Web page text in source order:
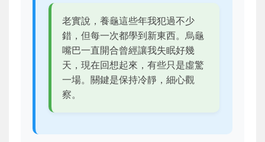
老實說，養龜這些年我犯過不少
錯，但每一次都學到新東西。烏龜
嘴巴一直開合曾經讓我失眠好幾
天，現在回想起來，有些只是虛驚
一場。關鍵是保持冷靜，細心觀
察。